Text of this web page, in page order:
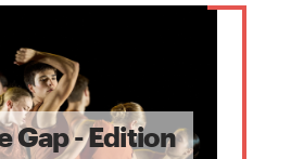
Gap - Edition